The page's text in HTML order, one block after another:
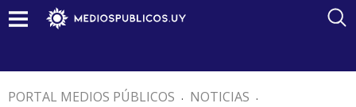
PORTAL MEDIOS PÚBLICOS . NOTICIAS .